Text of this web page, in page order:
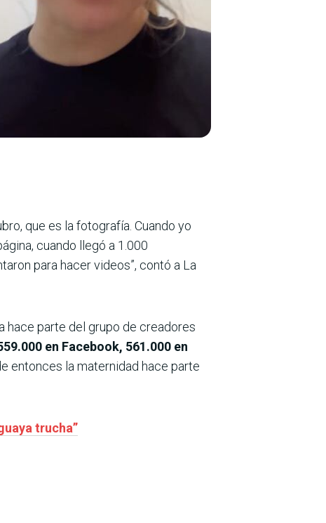
que es la fotografía. Cuando yo
cuando llegó a 1.000
para hacer videos”, contó a La
hace parte del grupo de creadores
en Facebook, 561.000 en
entonces la mater­nidad hace parte
trucha”